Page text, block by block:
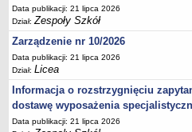
Data publikacji: 21 lipca 2026
Dział:Zespoły Szkół
Zarządzenie nr 10/2026
Data publikacji: 21 lipca 2026
Dział:Licea
Informacja o rozstrzygnięciu
dostawę wyposażenia
Data publikacji: 21 lipca 2026